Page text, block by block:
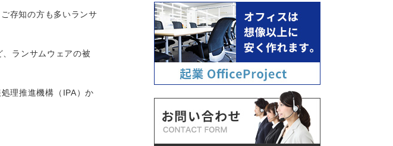
存知の方も多いランサ
ランサムウェアの被
理推進機構（IPA）か